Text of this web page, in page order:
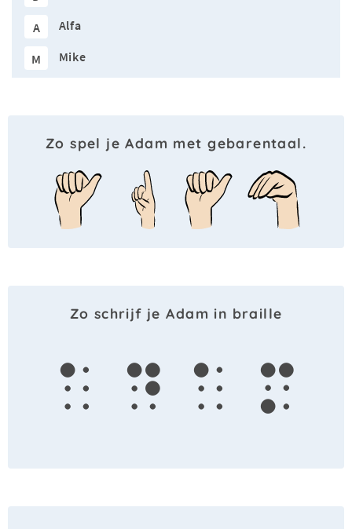
A Alfa
M Mike
Zo spel je Adam met gebarentaal.
Zo schrijf je Adam in braille
a d a m